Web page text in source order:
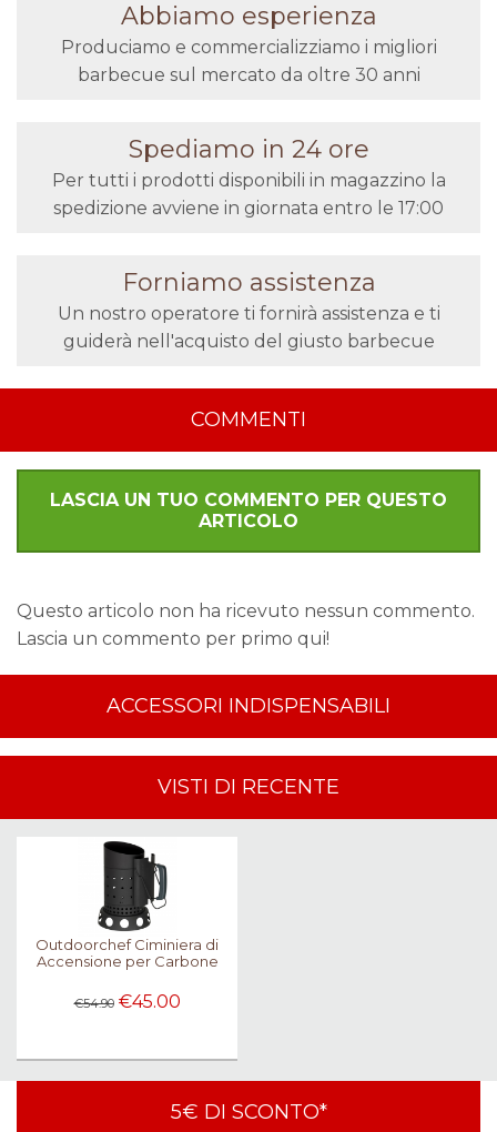
Abbiamo esperienza
Produciamo e commercializziamo i migliori
barbecue sul mercato da oltre 30 anni
Spediamo in 24 ore
Per tutti i prodotti disponibili in magazzino la
spedizione avviene in giornata entro le 17:00
Forniamo assistenza
Un nostro operatore ti fornirà assistenza e ti
guiderà nell'acquisto del giusto barbecue
COMMENTI
LASCIA UN TUO COMMENTO PER QUESTO
ARTICOLO
Questo articolo non ha ricevuto nessun commento.
Lascia un commento per primo qui!
ACCESSORI INDISPENSABILI
VISTI DI RECENTE
Outdoorchef Ciminiera di
Accensione per Carbone
€54.90€45.00
5€ DI SCONTO*